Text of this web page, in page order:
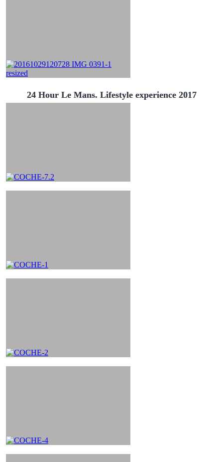
24 Hour Le Mans. Lifestyle experience 2017